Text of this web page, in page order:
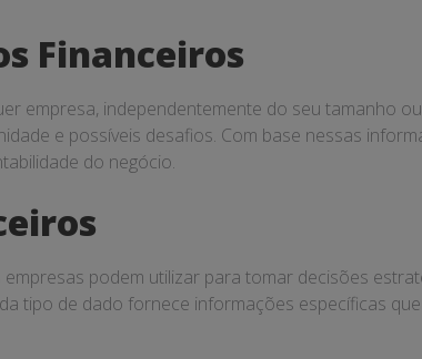
Financeiros
empresa, independentemente do seu tamanho
e possíveis desafios. Com base nessas
do negócio.
podem utilizar para tomar decisões
tipo de dado fornece informações específicas